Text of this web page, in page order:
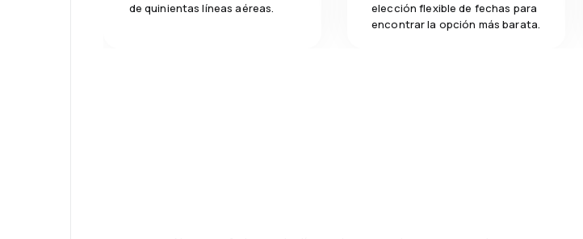
de quinientas líneas aéreas.
elección flexible de fechas para
encontrar la opción más barata.